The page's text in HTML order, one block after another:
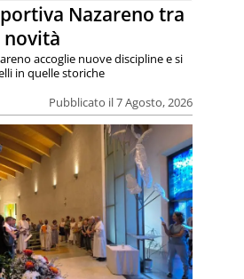
Nazareno tra
novità
Pubblicato il 7 Agosto, 2026
accoglie nuove discipline e si
in quelle storiche